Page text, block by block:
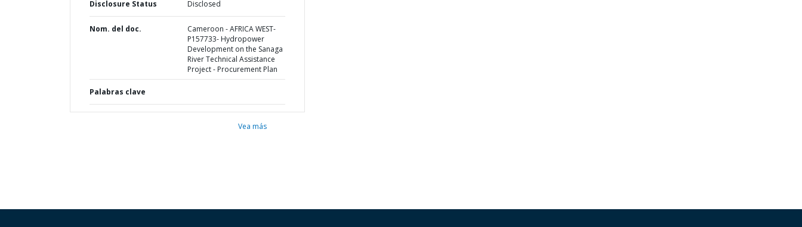
Disclosure Status Disclosed
Nom. del doc.
Cameroon - AFRICA WEST-
P157733- Hydropower
Development on the Sanaga
River Technical Assistance
Project - Procurement Plan
Palabras clave
Vea más